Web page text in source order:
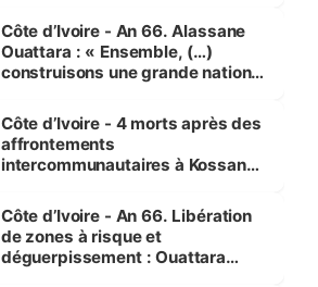
enfants
Côte d’Ivoire - An 66. Alassane
Ouattara : « Ensemble, (…)
construisons une grande nation
générations futures »
Côte d’Ivoire - 4 morts après des
affrontements
intercommunautaires à Kossandji
milieu des sinistrés
Côte d’Ivoire - An 66. Libération
de zones à risque et
déguerpissement : Ouattara